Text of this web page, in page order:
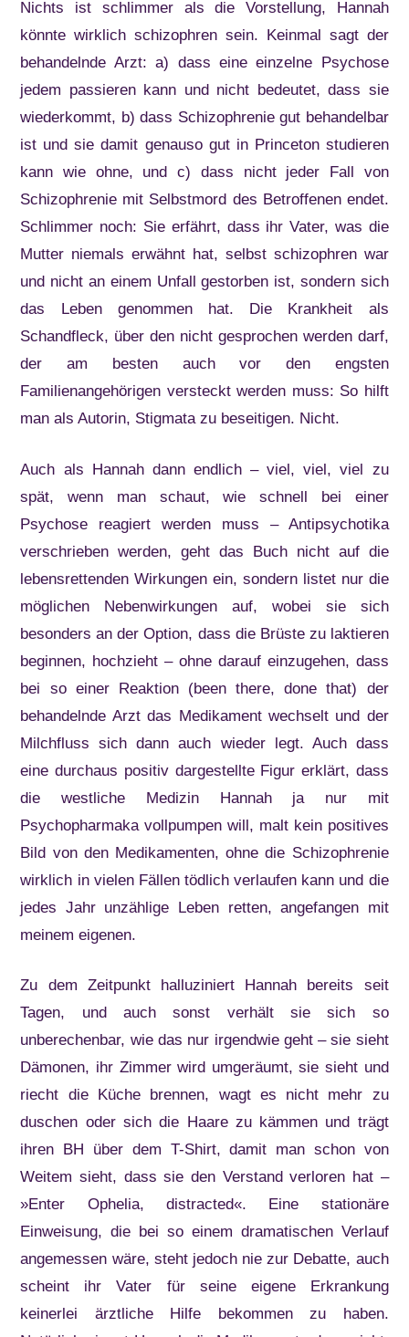
Nichts ist schlimmer als die Vorstellung, Hannah
könnte wirklich schizophren sein. Keinmal sagt der
behandelnde Arzt: a) dass eine einzelne Psychose
jedem passieren kann und nicht bedeutet, dass sie
wiederkommt, b) dass Schizophrenie gut behandelbar
ist und sie damit genauso gut in Princeton studieren
kann wie ohne, und c) dass nicht jeder Fall von
Schizophrenie mit Selbstmord des Betroffenen endet.
Schlimmer noch: Sie erfährt, dass ihr Vater, was die
Mutter niemals erwähnt hat, selbst schizophren war
und nicht an einem Unfall gestorben ist, sondern sich
das Leben genommen hat. Die Krankheit als
Schandfleck, über den nicht gesprochen werden darf,
der am besten auch vor den engsten
Familienangehörigen versteckt werden muss: So hilft
man als Autorin, Stigmata zu beseitigen. Nicht.
Auch als Hannah dann endlich – viel, viel, viel zu
spät, wenn man schaut, wie schnell bei einer
Psychose reagiert werden muss – Antipsychotika
verschrieben werden, geht das Buch nicht auf die
lebensrettenden Wirkungen ein, sondern listet nur die
möglichen Nebenwirkungen auf, wobei sie sich
besonders an der Option, dass die Brüste zu laktieren
beginnen, hochzieht – ohne darauf einzugehen, dass
bei so einer Reaktion (been there, done that) der
behandelnde Arzt das Medikament wechselt und der
Milchfluss sich dann auch wieder legt. Auch dass
eine durchaus positiv dargestellte Figur erklärt, dass
die westliche Medizin Hannah ja nur mit
Psychopharmaka vollpumpen will, malt kein positives
Bild von den Medikamenten, ohne die Schizophrenie
wirklich in vielen Fällen tödlich verlaufen kann und die
jedes Jahr unzählige Leben retten, angefangen mit
meinem eigenen.
Zu dem Zeitpunkt halluziniert Hannah bereits seit
Tagen, und auch sonst verhält sie sich so
unberechenbar, wie das nur irgendwie geht – sie sieht
Dämonen, ihr Zimmer wird umgeräumt, sie sieht und
riecht die Küche brennen, wagt es nicht mehr zu
duschen oder sich die Haare zu kämmen und trägt
ihren BH über dem T-Shirt, damit man schon von
Weitem sieht, dass sie den Verstand verloren hat –
»Enter Ophelia, distracted«. Eine stationäre
Einweisung, die bei so einem dramatischen Verlauf
angemessen wäre, steht jedoch nie zur Debatte, auch
scheint ihr Vater für seine eigene Erkrankung
keinerlei ärztliche Hilfe bekommen zu haben.